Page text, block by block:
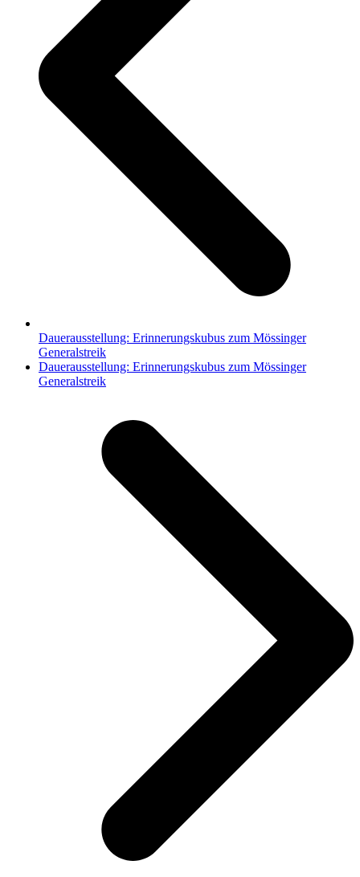
Dauerausstellung: Erinnerungskubus zum Mössinger
Generalstreik
Nächster
Beitrag:
Dauerausstellung: Erinnerungskubus zum Mössinger
Generalstreik